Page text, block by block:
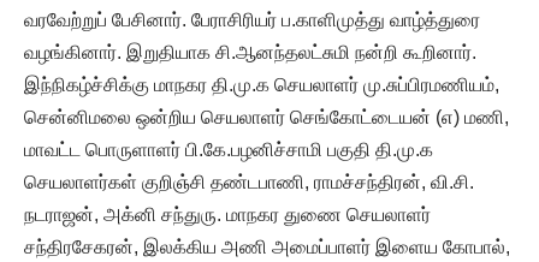
வரவேற்றுப் பேசினார். பேராசிரியர் ப.காளிமுத்து வாழ்த்துரை
வழங்கினார். இறுதியாக சி.ஆனந்தலட்சுமி நன்றி கூறினார்.
இந்நிகழ்ச்சிக்கு மாநகர தி.மு.க செயலாளர் மு.சுப்பிரமணியம்,
சென்னிமலை ஒன்றிய செயலாளர் செங்கோட்டையன் (எ) மணி,
மாவட்ட பொருளாளர் பி.கே.பழனிச்சாமி பகுதி தி.மு.க
செயலாளர்கள் குறிஞ்சி தண்டபாணி, ராமச்சந்திரன், வி.சி.
நடராஜன், அக்னி சந்துரு. மாநகர துணை செயலாளர்
சந்திரசேகரன், இலக்கிய அணி அமைப்பாளர் இளைய கோபால்,